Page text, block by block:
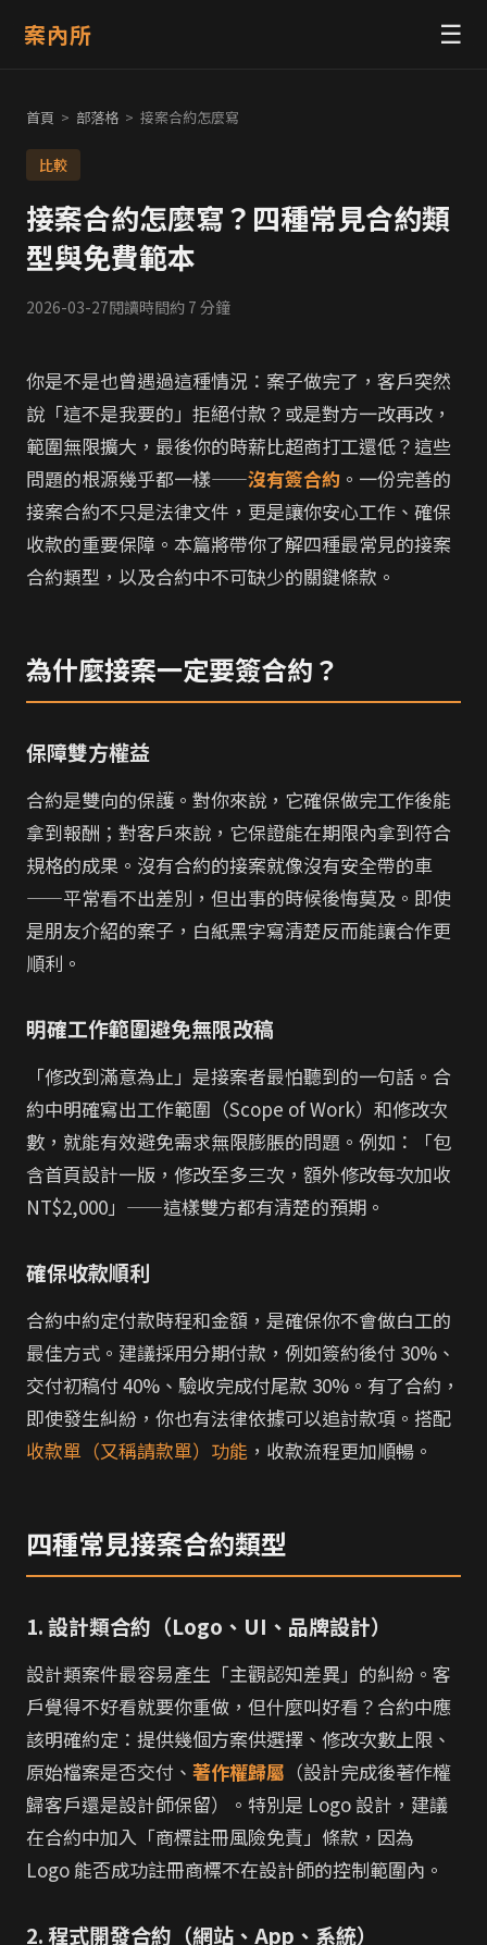
案內所 ☰
首頁 > 部落格 > 接案合約怎麼寫
比較
接案合約怎麼寫？四種常見合約類
型與免費範本
2026-03-27閱讀時間約 7 分鐘
你是不是也曾遇過這種情況：案子做完了，客戶突然
說「這不是我要的」拒絕付款？或是對方一改再改，
範圍無限擴大，最後你的時薪比超商打工還低？這些
問題的根源幾乎都一樣——沒有簽合約 。一份完善的
接案合約不只是法律文件，更是讓你安心工作、確保
收款的重要保障。本篇將帶你了解四種最常見的接案
合約類型，以及合約中不可缺少的關鍵條款。
為什麼接案一定要簽合約？
保障雙方權益
合約是雙向的保護。對你來說，它確保做完工作後能
拿到報酬；對客戶來說，它保證能在期限內拿到符合
規格的成果。沒有合約的接案就像沒有安全帶的車
——平常看不出差別，但出事的時候後悔莫及。即使
是朋友介紹的案子，白紙黑字寫清楚反而能讓合作更
順利。
明確工作範圍避免無限改稿
「修改到滿意為止」是接案者最怕聽到的一句話。合
約中明確寫出工作範圍（Scope of Work）和修改次
數，就能有效避免需求無限膨脹的問題。例如：「包
含首頁設計一版，修改至多三次，額外修改每次加收
NT$2,000」——這樣雙方都有清楚的預期。
確保收款順利
合約中約定付款時程和金額，是確保你不會做白工的
最佳方式。建議採用分期付款，例如簽約後付 30%、
交付初稿付 40%、驗收完成付尾款 30%。有了合約，
即使發生糾紛，你也有法律依據可以追討款項。搭配
收款單（又稱請款單）功能 ，收款流程更加順暢。
四種常見接案合約類型
1. 設計類合約（Logo、UI、品牌設計）
設計類案件最容易產生「主觀認知差異」的糾紛。客
戶覺得不好看就要你重做，但什麼叫好看？合約中應
該明確約定：提供幾個方案供選擇、修改次數上限、
原始檔案是否交付、 著作權歸屬 （設計完成後著作權
歸客戶還是設計師保留）。特別是 Logo 設計，建議
在合約中加入「商標註冊風險免責」條款，因為
Logo 能否成功註冊商標不在設計師的控制範圍內。
2. 程式開發合約（網站、App、系統）